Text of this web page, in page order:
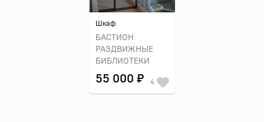
Шкаф
БАСТИОН
РАЗДВИЖНЫЕ
БИБЛИОТЕКИ
55 000 ₽ 4